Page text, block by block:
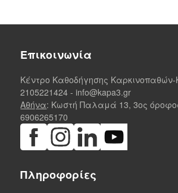
Επικοινωνία
Κέντρο Καθοδήγησης
2105221424 - info@kapa3.gr
Αθήνα: Κωστή Παλαμά 13, 3ος
6906265170
Πληροφορίες